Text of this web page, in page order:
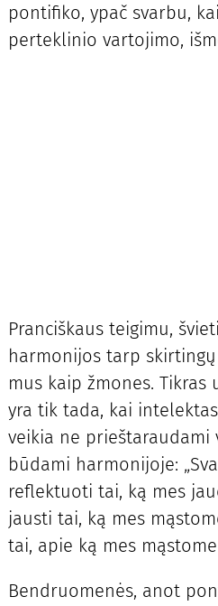
pontifiko, ypač svarbu,
perteklinio vartojimo,
Pranciškaus teigimu,
harmonijos tarp
mus kaip žmones.
yra tik tada, kai
veikia ne prieštaraudami
būdami harmonijoje:
reflektuoti tai, ką mes
jausti tai, ką mes
tai, apie ką mes
Bendruomenės, anot